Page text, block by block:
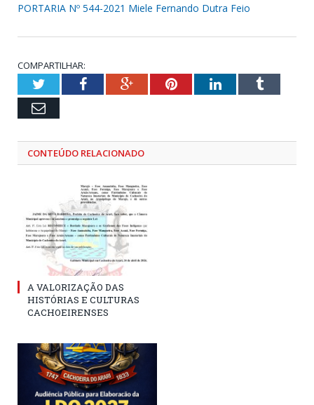
PORTARIA Nº 544-2021 Miele Fernando Dutra Feio
COMPARTILHAR:
TwitterFacebookGoogle+PinterestLinkedInTumblr
Email
CONTEÚDO RELACIONADO
A VALORIZAÇÃO DAS
HISTÓRIAS E CULTURAS
CACHOEIRENSES